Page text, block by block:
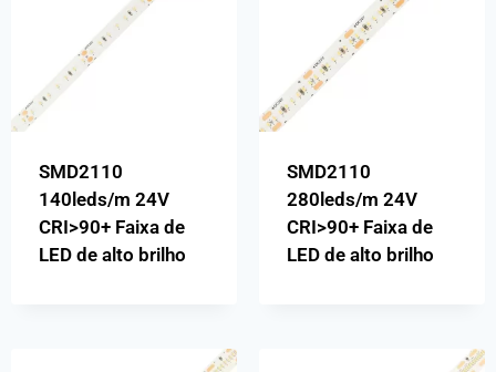
SMD2110
140leds/m 24V
CRI>90+ Faixa de
LED de alto brilho
SMD2110
280leds/m 24V
CRI>90+ Faixa de
LED de alto brilho